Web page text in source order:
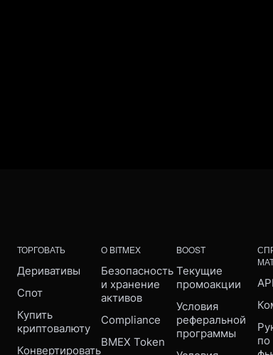
ТОРГОВАТЬ
Деривативы
Спот
Купить
криптовалюту
Конвертировать
О BITMEX
Безопасность
и хранение
активов
Compliance
BMEX Token
BOOST
Текущие
промоакции
Условия
реферальной
программы
API
по